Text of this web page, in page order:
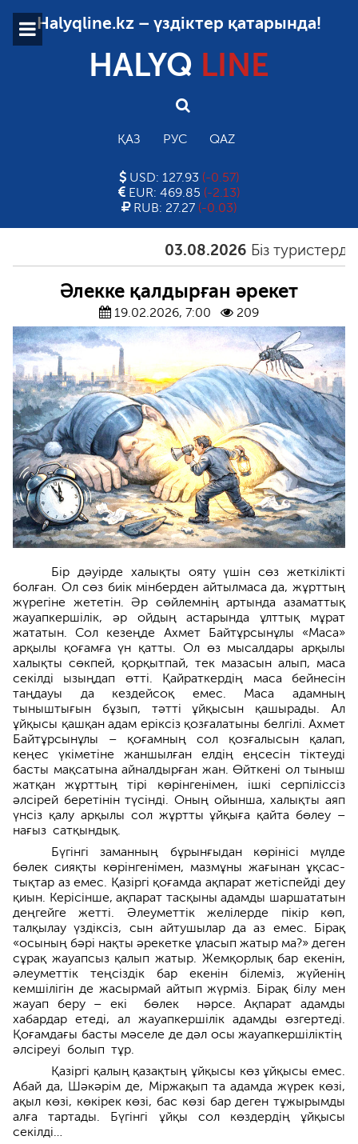
Halyqline.kz – үздіктер қатарында!
HALYQ LINE
ҚАЗ РУС QAZ
USD: 127.93 (-0.57)
EUR: 469.85 (-2.13)
RUB: 27.27 (-0.03)
03.08.2026 Біз туристерді
Әлекке қалдырған әрекет
19.02.2026, 7:00 209
Бір дәуірде халықты ояту үшін сөз жеткілікті
болған. Ол сөз биік мінберден айтылмаса да, жұрттың
жүрегіне жететін. Әр сөйлемнің артында азаматтық
жауапкерші­лік, әр ойдың астарында ұлттық мұрат
жата­тын. Сол кезеңде Ахмет Байтұрсынұлы «Маса»
арқылы қоғамға үн қатты. Ол өз мысалдары арқылы
халықты сөкпей, қорқытпай, тек мазасын алып, маса
секілді ызыңдап өтті. Қайраткердің маса бейнесін
таңдауы да кездейсоқ емес. Маса адамның
тыныштығын бұзып, тәтті ұйқысын қашырады. Ал
ұйқысы қашқан адам еріксіз қозғалатыны белгілі. Ахмет
Байтұр­сынұлы – қоғамның сол қозғалысын қалап,
кеңес үкіметіне жаншылған елдің еңсесін тіктеуді
басты мақсатына айналдырған жан. Өйткені ол тыныш
жатқан жұрттың тірі көрінгенімен, ішкі серпіліссіз
әлсірей беретінін түсінді. Оның ойынша, халықты аяп
үнсіз қалу арқылы сол жұртты ұйқыға қайта бөлеу –
нағыз сатқындық.
Бүгінгі заманның бұрынғыдан көрінісі мүлде
бөлек сияқты көрінгенімен, мазмұны жағынан ұқсас­
тықтар аз емес. Қазіргі қоғамда ақпарат жетіспейді деу
қиын. Кері­сінше, ақпарат тасқыны адамды шаршататын
деңгейге жетті. Әлеуметтік желілерде пікір көп,
талқылау үздіксіз, сын айтушылар да аз емес. Бірақ
«осының бәрі нақты әрекетке ұласып жатыр ма?» деген
сұрақ жауапсыз қалып жатыр. Жемқорлық бар екенін,
әлеуметтік теңсіздік бар екенін білеміз, жүйе­нің
кемшілігін де жасырмай айтып жүрміз. Бірақ білу мен
жауап беру – екі бөлек нәрсе. Ақпарат адамды
хабардар етеді, ал жауапкершілік адамды өзгертеді.
Қоғамдағы басты мәселе де дәл осы жауапкершіліктің
әлсіреуі болып тұр.
Қазіргі қалың қазақтың ұйқы­сы көз ұйқысы емес.
Абай да, Шәкәрім де, Міржақып та адамда жүрек көзі,
ақыл көзі, көкірек көзі, бас көзі бар деген тұжырымды
алға тартады. Бүгінгі ұйқы сол көздердің ұйқысы
секілді…